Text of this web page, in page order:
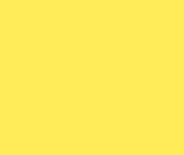
UND